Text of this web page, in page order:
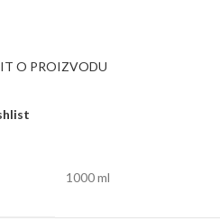
O PROIZVODU
1000 ml